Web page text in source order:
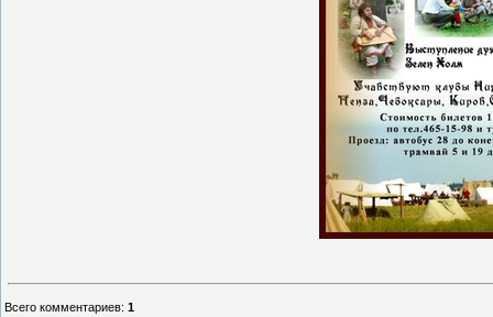
Всего комментариев: 1